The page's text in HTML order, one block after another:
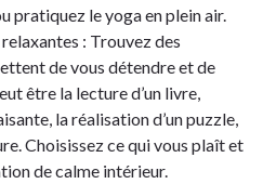
pratiquez le yoga en plein air.
: Trouvez des
de vous détendre et de
être la lecture d’un livre,
la réalisation d’un puzzle,
Choisissez ce qui vous plaît et
de calme intérieur.